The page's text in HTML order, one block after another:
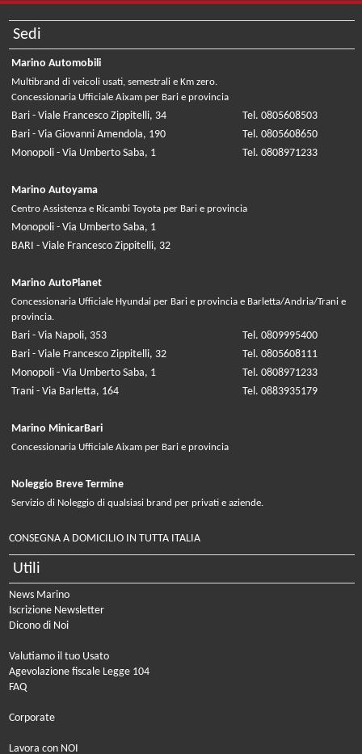
Sedi
Marino Automobili
Multibrand di veicoli usati, semestrali e Km zero.
Concessionaria Ufficiale Aixam per Bari e provincia
Bari - Viale Francesco Zippitelli, 34
Tel. 0805608503
Bari - Via Giovanni Amendola, 190
Tel. 0805608650
Monopoli - Via Umberto Saba, 1
Tel. 0808971233
Marino Autoyama
Centro Assistenza e Ricambi Toyota per Bari e provincia
Monopoli - Via Umberto Saba, 1
BARI - Viale Francesco Zippitelli, 32
Marino AutoPlanet
Concessionaria Ufficiale Hyundai per Bari e provincia e Barletta/Andria/Trani e
provincia.
Bari - Via Napoli, 353
Tel. 0809995400
Bari - Viale Francesco Zippitelli, 32
Tel. 0805608111
Monopoli - Via Umberto Saba, 1
Tel. 0808971233
Trani - Via Barletta, 164
Tel. 0883935179
Marino MinicarBari
Concessionaria Ufficiale Aixam per Bari e provincia
Noleggio Breve Termine
Servizio di Noleggio di qualsiasi brand per privati e aziende.
CONSEGNA A DOMICILIO IN TUTTA ITALIA
Utili
News Marino
Iscrizione Newsletter
Dicono di Noi
Valutiamo il tuo Usato
Agevolazione fiscale Legge 104
FAQ
Corporate
Lavora con NOI